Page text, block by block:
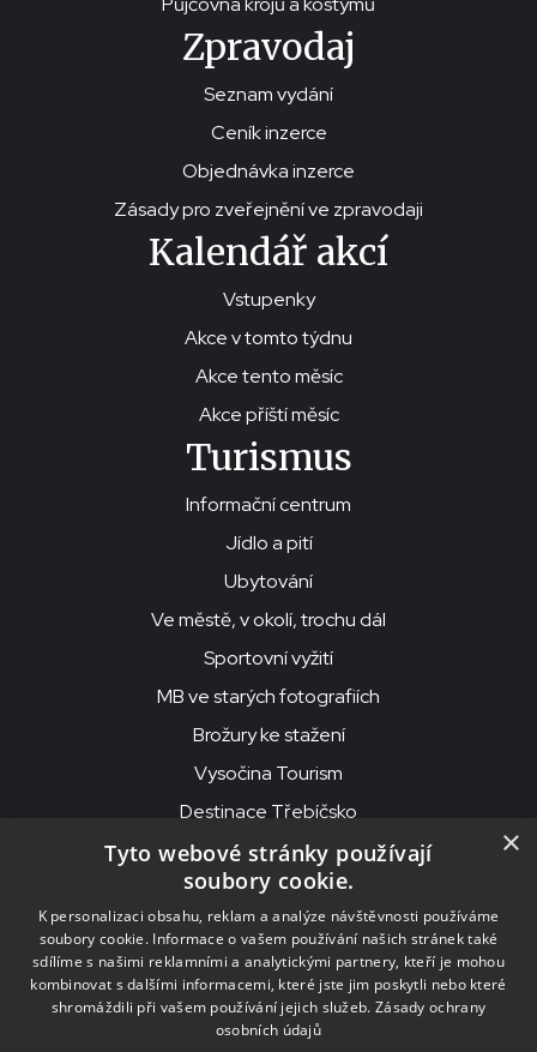
Zpravodaj
Seznam vydání
Ceník inzerce
Objednávka inzerce
Zásady pro zveřejnění ve zpravodaji
Kalendář akcí
Vstupenky
Akce v tomto týdnu
Akce tento měsíc
Akce příští měsíc
Turismus
Informační centrum
Jídlo a pití
Ubytování
Ve městě, v okolí, trochu dál
Sportovní vyžití
MB ve starých fotografiích
Brožury ke stažení
Vysočina Tourism
Destinace Třebíčsko
© 2026MKS Beseda Mor. Budějovice
MKS Beseda, příspěvková organizace, Purcnerova 62, 676 02
Moravské Budějovice
IČO: 00091758, DIČ: CZ00091758, ID datové schránky: chjn2kd
×
Tyto webové stránky používají
soubory cookie.
K personalizaci obsahu, reklam a analýze návštěvnosti používáme
soubory cookie. Informace o vašem používání našich stránek také
sdílíme s našimi reklamními a analytickými partnery, kteří je mohou
kombinovat s dalšími informacemi, které jste jim poskytli nebo které
shromáždili při vašem používání jejich služeb. Zásady ochrany
osobních údajů